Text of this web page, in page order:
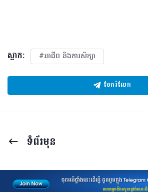
ស្លាក: #អាជីព និងការសិក្សា
ចែករំលែក
ទំព័រ​មុន